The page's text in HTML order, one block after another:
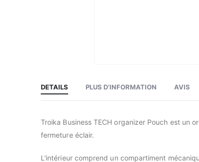
beginning
of
the
images
DETAILS
Troika Business TECH organizer Pouch est un
fermeture éclair.
L'intérieur comprend un compartiment
PLUS D’INFORMATION AVIS